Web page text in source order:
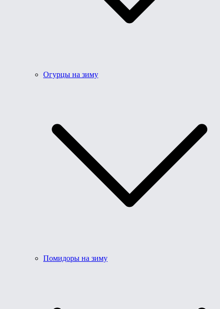
Огурцы на зиму
Помидоры на зиму